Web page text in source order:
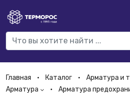
Главная Каталог
Арматура и
Арматура
Арматура